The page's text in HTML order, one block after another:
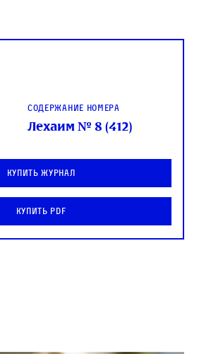
Содержание номера
Лехаим № 8 (412)
Купить журнал
Купить PDF